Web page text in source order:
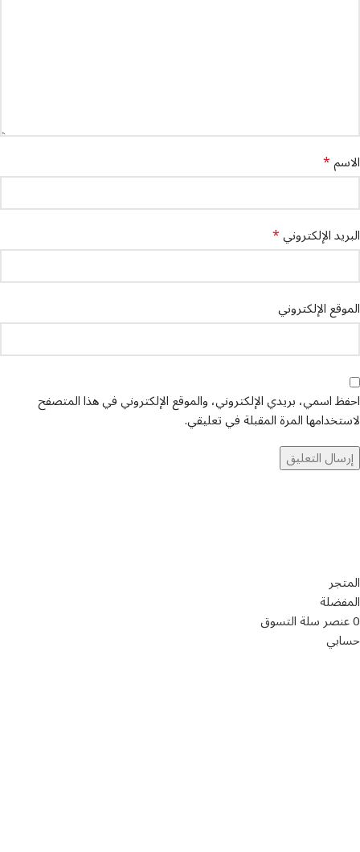
الاسم*
البريد الإلكتروني*
الموقع الإلكتروني
احفظ اسمي، بريدي الإلكتروني، والموقع الإلكتروني في هذا المتصفح
لاستخدامها المرة المقبلة في تعليقي.
المتجر
المفضلة
0عنصرسلة التسوق
حسابي